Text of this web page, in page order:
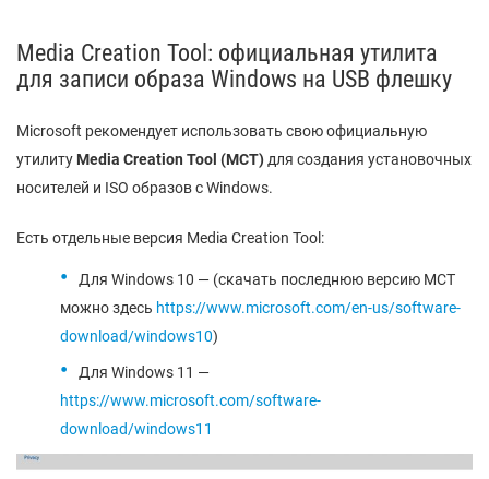
Media Creation Tool: официальная утилита
для записи образа Windows на USB флешку
Microsoft рекомендует использовать свою официальную
утилиту Media Creation Too l (MCT) для создания установочных
носителей и ISO образов с Windows.
Есть отдельные версия Media Creation Tool:
Для Windows 10 — (cкачать последнюю версию MCT
можно здесь https://www.microsoft.com/en-us/software-
download/windows10)
Для Windows 11 —
https://www.microsoft.com/software-
download/windows11